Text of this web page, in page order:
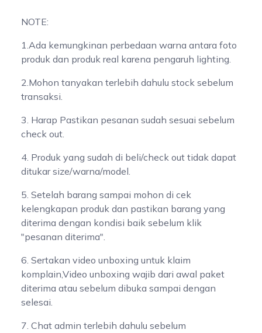
NOTE:
1.Ada kemungkinan perbedaan warna antara foto
produk dan produk real karena pengaruh lighting.
2.Mohon tanyakan terlebih dahulu stock sebelum
transaksi.
3. Harap Pastikan pesanan sudah sesuai sebelum
check out.
4. Produk yang sudah di beli/check out tidak dapat
ditukar size/warna/model.
5. Setelah barang sampai mohon di cek
kelengkapan produk dan pastikan barang yang
diterima dengan kondisi baik sebelum klik
"pesanan diterima".
6. Sertakan video unboxing untuk klaim
komplain,Video unboxing wajib dari awal paket
diterima atau sebelum dibuka sampai dengan
selesai.
7. Chat admin terlebih dahulu sebelum